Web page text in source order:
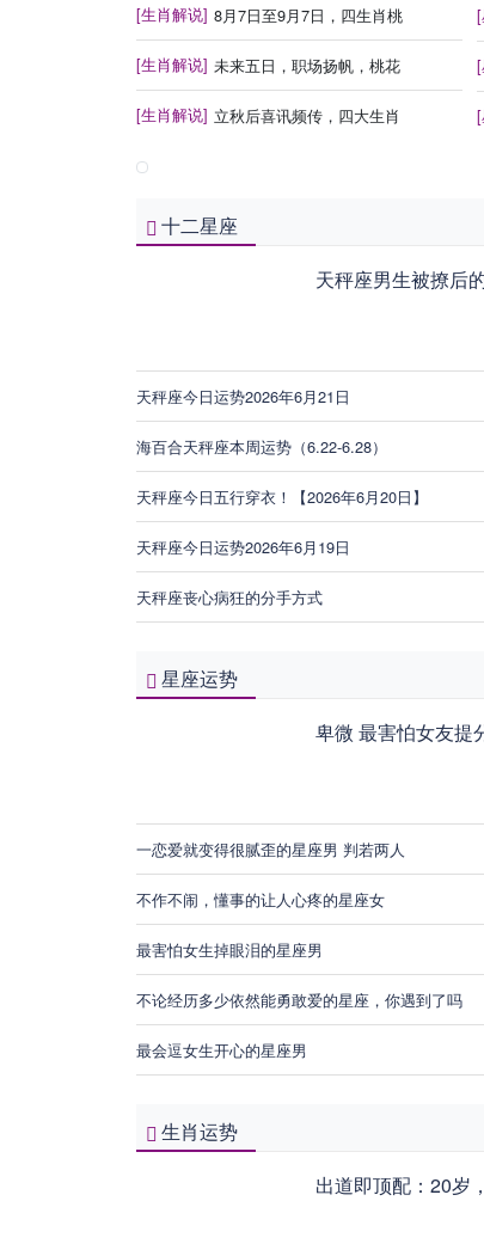
[生肖解说] 8月7日至9月7日，四生肖桃
[生肖解说] 未来五日，职场扬帆，桃花
[生肖解说] 立秋后喜讯频传，四大生肖
十二星座
天秤座男生被撩后
天秤座今日运势2026年6月21日
海百合天秤座本周运势（6.22-6.28）
天秤座今日五行穿衣！【2026年6月20日】
天秤座今日运势2026年6月19日
天秤座丧心病狂的分手方式
星座运势
卑微 最害怕女友提
一恋爱就变得很腻歪的星座男 判若两人
不作不闹，懂事的让人心疼的星座女
最害怕女生掉眼泪的星座男
不论经历多少依然能勇敢爱的星座，你遇到了吗
最会逗女生开心的星座男
生肖运势
出道即顶配：20岁